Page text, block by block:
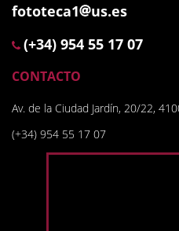
fototeca1
us.es
(+34) 954 55 17 07
CONTACTO
Av. de la Ciudad Jardín, 20/22,
(+34) 954 55 17 07